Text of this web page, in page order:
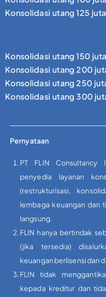
Konsolidasi utang 125 juta
Konsolidasi utang 150 juta
Konsolidasi utang 200
Konsolidasi utang 250
Konsolidasi utang 300
Pernyataan
PT FLIN Consultancy
penyedia layanan
(restrukturisasi,
lembaga keuangan dan
langsung.
FLIN hanya bertindak
(jika tersedia)
keuangan berlisensi dan
FLIN tidak
kepada kreditur dan